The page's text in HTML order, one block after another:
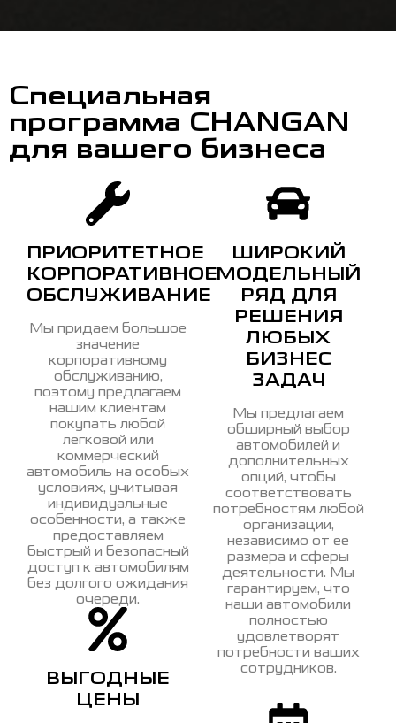
Специальная
программа CHANGAN
для вашего бизнеса
ПРИОРИТЕТНОЕ
КОРПОРАТИВНОЕ
ОБСЛУЖИВАНИЕ
Мы придаем большое
значение
корпоративному
обслуживанию,
поэтому предлагаем
нашим клиентам
покупать любой
легковой или
коммерческий
автомобиль на особых
условиях, учитывая
индивидуальные
особенности, а также
предоставляем
быстрый и безопасный
доступ к автомобилям
без долгого ожидания
очереди.
ВЫГОДНЫЕ
ЦЕНЫ
ШИРОКИЙ
МОДЕЛЬНЫЙ
РЯД ДЛЯ
РЕШЕНИЯ
ЛЮБЫХ
БИЗНЕС
ЗАДАЧ
Мы предлагаем
обширный выбор
автомобилей и
дополнительных
опций, чтобы
соответствовать
потребностям любой
организации,
независимо от ее
размера и сферы
деятельности. Мы
гарантируем, что
наши автомобили
полностью
удовлетворят
потребности ваших
сотрудников.